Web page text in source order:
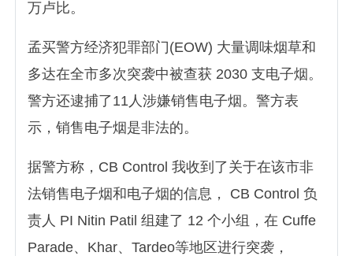
万卢比。
孟买警方经济犯罪部门(EOW) 大量调味烟草和
多达在全市多次突袭中被查获 2030 支电子烟。
警方还逮捕了11人涉嫌销售电子烟。警方表
示，销售电子烟是非法的。
据警方称，CB Control 我收到了关于在该市非
法销售电子烟和电子烟的信息， CB Control 负
责人 PI Nitin Patil 组建了 12 个小组，在 Cuffe
Parade、Khar、Tardeo等地区进行突袭，